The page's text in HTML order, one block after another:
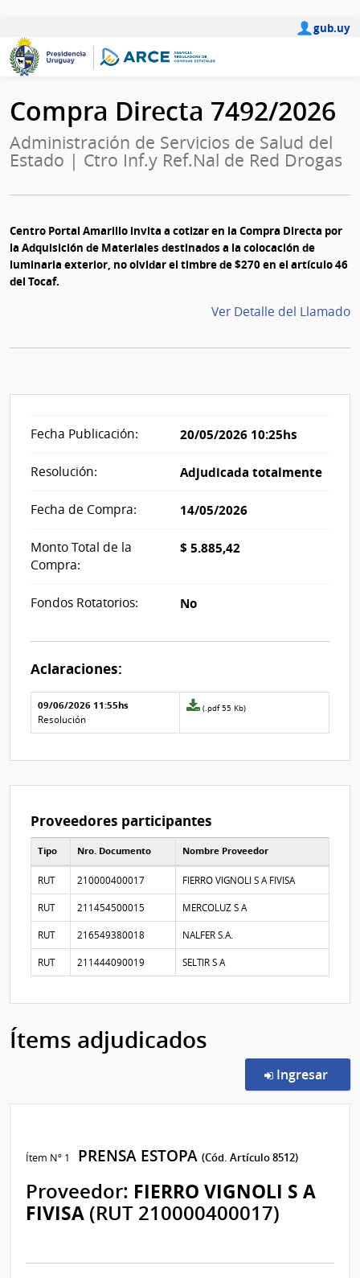
gub.uy
Compra Directa 7492/2026
Administración de Servicios de Salud del
Estado | Ctro Inf.y Ref.Nal de Red Drogas
Centro Portal Amarillo invita a cotizar en la Compra Directa por
la Adquisición de Materiales destinados a la colocación de
luminaria exterior, no olvidar el timbre de $270 en el artículo 46
del Tocaf.
Ver Detalle del Llamado
Fecha Publicación: 20/05/2026 10:25hs
Resolución: Adjudicada totalmente
Fecha de Compra: 14/05/2026
Monto Total de la
Compra:
$ 5.885,42
Fondos Rotatorios: No
Aclaraciones:
09/06/2026 11:55hs
Resolución
Archivo
de
aclaración
0
(.pdf 55 Kb)
Proveedores participantes
Tipo Nro. Documento Nombre Proveedor
RUT 210000400017 FIERRO VIGNOLI S A FIVISA
RUT 211454500015 MERCOLUZ S A
RUT 216549380018 NALFER S.A.
RUT 211444090019 SELTIR S A
Ítems adjudicados
Ingresar
Ítem Nº 1 PRENSA ESTOPA(Cód. Artículo 8512)
Proveedor: FIERRO VIGNOLI S A
FIVISA (RUT 210000400017)